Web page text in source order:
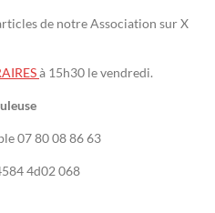
de notre Association sur X
à 15h30 le vendredi.
07 80 08 86 63
4d02 068